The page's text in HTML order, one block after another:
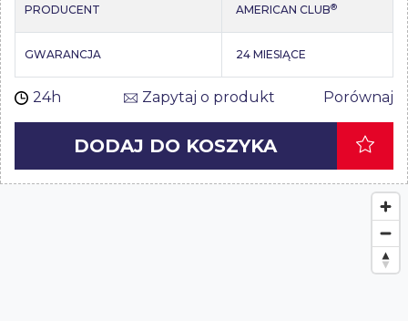
PRODUCENT AMERICAN CLUB®
GWARANCJA 24 MIESIĄCE
24h Zapytaj o produkt Porównaj
DODAJ DO KOSZYKA